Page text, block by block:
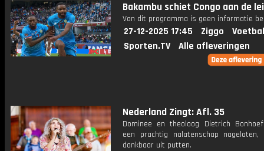
Bakambu schiet Congo aan de
Van dit programma is geen informatie
27-12-2025 17:45 Ziggo
Sporten.TV
Alle afleveringen
Nederland Zingt: Afl. 35
Dominee en theoloog Dietrich
een prachtig nalatenschap
dankbaar uit putten.